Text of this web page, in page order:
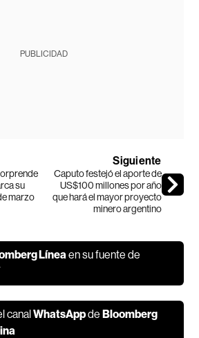
PUBLICIDAD
su
marzo
Siguiente
Caputo festejó el aporte de
US$100 millones por año
que hará el mayor proyecto
minero argentino
Línea en su fuente de
canalWhatsAppdeBloomberg